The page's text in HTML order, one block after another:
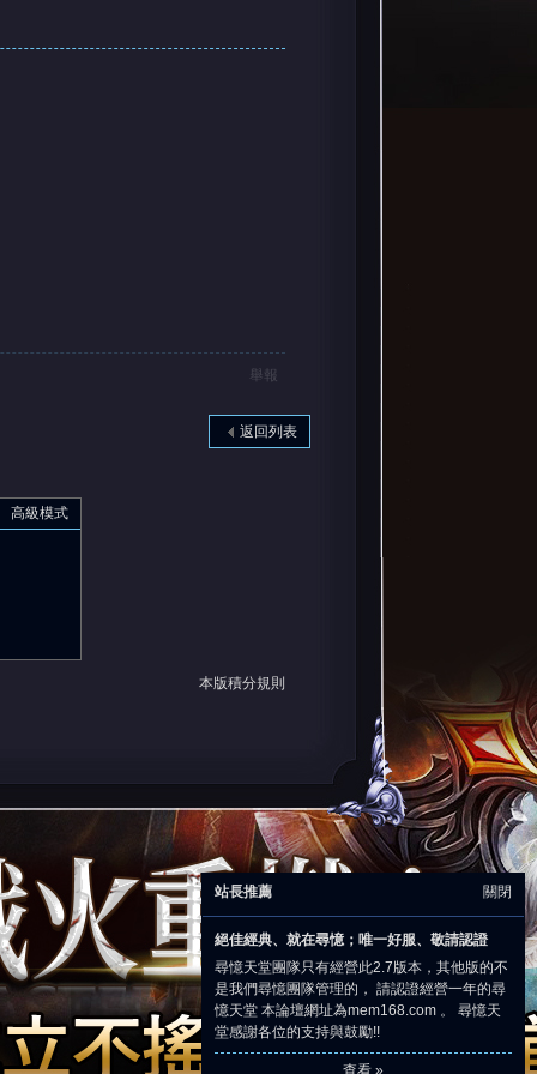
舉報
返回列表
高級模式
本版積分規則
關閉
站長推薦
絕佳經典、就在尋憶；唯一好服、敬請認證
尋憶天堂團隊只有經營此2.7版本，其他版的不
是我們尋憶團隊管理的， 請認證經營一年的尋
憶天堂 本論壇網址為mem168.com 。 尋憶天
堂感謝各位的支持與鼓勵!!
查看 »